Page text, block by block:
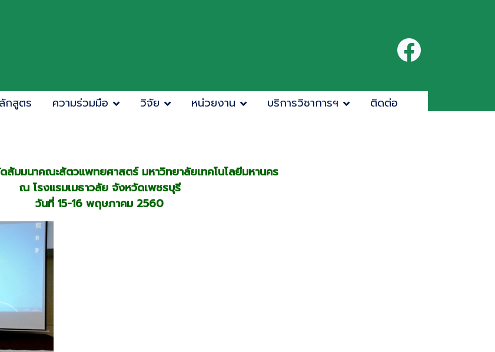
กสูตร ความร่วมมือ วิจัย หน่วยงาน บริการวิชาการฯ ติดต่อ
สัมมนาคณะสัตวแพทยศาสตร์ มหาวิทยาลัยเทคโนโลยีมหานคร
ณ โรงแรมเมธาวลัย จังหวัดเพชรบุรี
วันที่ 15-16 พฤษภาคม 2560